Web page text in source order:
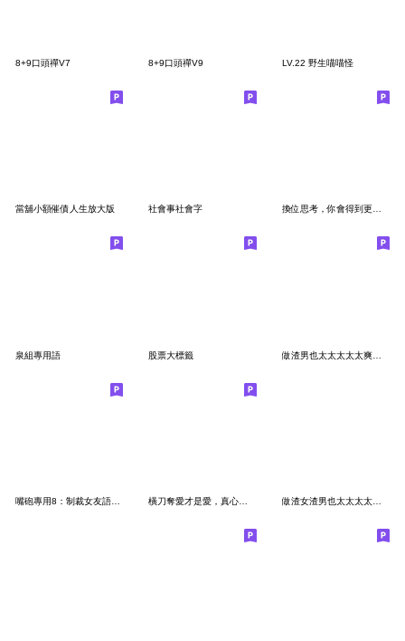
8+9口頭禪V7 8+9口頭禪V9 LV.22 野生喵喵怪
當舖小額催債人生放大版 社會事社會字 換位思考，你會得到更多煩惱
泉組專用語 股票大標籤 做渣男也太太太太太爽了吧1
做渣女渣男也太太太太太爽了吧4